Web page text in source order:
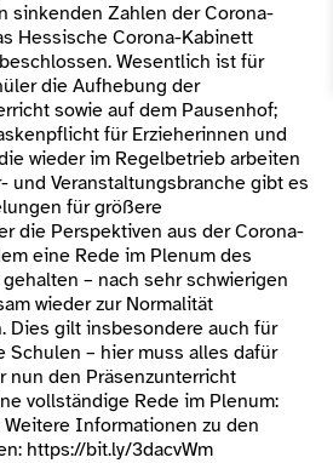
sinkenden Zahlen der Corona-
Hessische Corona-Kabinett
Wesentlich ist für
die Aufhebung der
sowie auf dem Pausenhof;
für Erzieherinnen und
wieder im Regelbetrieb arbeiten
und Veranstaltungsbranche gibt es
für größere
die Perspektiven aus der Corona-
eine Rede im Plenum des
– nach sehr schwierigen
wieder zur Normalität
Dies gilt insbesondere auch für
Schulen – hier muss alles dafür
nun den Präsenzunterricht
vollständige Rede im Plenum:
Informationen zu den
https://bit.ly/3dacvWm